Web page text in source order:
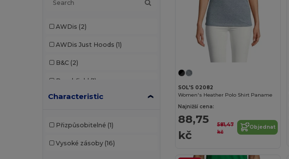
AWDis (2)
AWDis Just Hoods (1)
B&C (2)
Beechfield (1)
Brook Taverner
Characteristic
Přizpůsobitelné (1)
Vysoké zásoby (16)
SOL'S 02082
Women's Heather Polo Shirt Paname
Najnižší cena:
88,75
kč
581,47
kč
Objednat